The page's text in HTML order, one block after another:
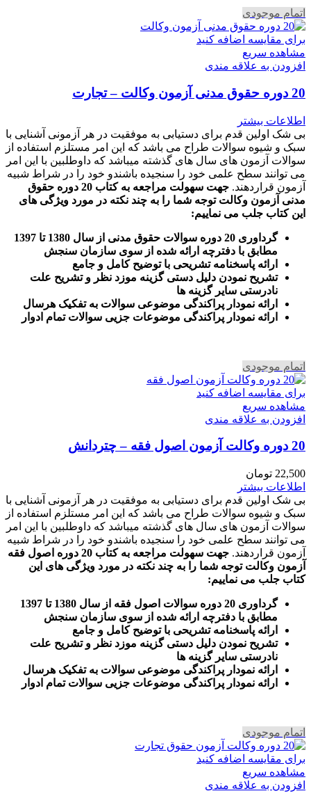
اتمام موجودی
برای مقایسه اضافه کنید
مشاهده سریع
افزودن به علاقه مندی
20 دوره حقوق مدنی آزمون وکالت – تجارت
اطلاعات بیشتر
بی شک اولین قدم برای دستیابی به موفقیت در هر آزمونی آشنایی با
سبک و شیوه سوالات طراح می باشد که این امر مستلزم استفاده از
سوالات آزمون های سال های گذشته میباشد که داوطلبین با این امر
می توانند سطح علمی خود را سنجیده باشندو خود را در شراط شبیه
آزمون قراردهند.
جهت سهولت مراجعه به کتاب 20 دوره حقوق
مدنی آزمون وکالت توجه شما را به چند نکته در مورد ویژگی های
این کتاب جلب می نماییم:
گرداوری 20 دوره سوالات حقوق مدنی از سال 1380 تا 1397
مطابق با دفترچه ارائه شده از سوی سازمان سنجش
ارائه پاسخنامه تشریحی با توضیح کامل و جامع
تشریح نمودن دلیل دستی گزینه موزد نظر و تشریح علت
نادرستی سایر گزینه ها
ارائه نمودار پراکندگی موضوعی سوالات به تفکیک هرسال
رائه نمودار پراکندگی موضوعات جزیی سوالات تمام ادوار
اتمام موجودی
برای مقایسه اضافه کنید
مشاهده سریع
افزودن به علاقه مندی
20 دوره وکالت آزمون اصول فقه – چتردانش
22,500 تومان
اطلاعات بیشتر
بی شک اولین قدم برای دستیابی به موفقیت در هر آزمونی آشنایی با
سبک و شیوه سوالات طراح می باشد که این امر مستلزم استفاده از
سوالات آزمون های سال های گذشته میباشد که داوطلبین با این امر
می توانند سطح علمی خود را سنجیده باشندو خود را در شراط شبیه
آزمون قراردهند.
جهت سهولت مراجعه به کتاب 20 دوره اصول فقه
آزمون وکالت توجه شما را به چند نکته در مورد ویژگی های این
کتاب جلب می نماییم:
گرداوری 20 دوره سوالات اصول فقه از سال 1380 تا 1397
مطابق با دفترچه ارائه شده از سوی سازمان سنجش
ارائه پاسخنامه تشریحی با توضیح کامل و جامع
تشریح نمودن دلیل دستی گزینه موزد نظر و تشریح علت
نادرستی سایر گزینه ها
ارائه نمودار پراکندگی موضوعی سوالات به تفکیک هرسال
رائه نمودار پراکندگی موضوعات جزیی سوالات تمام ادوار
اتمام موجودی
برای مقایسه اضافه کنید
مشاهده سریع
افزودن به علاقه مندی